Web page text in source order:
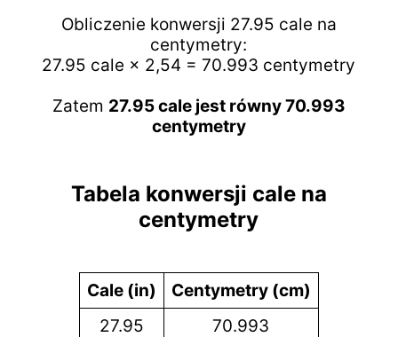
Obliczenie konwersji 27.95 cale na
centymetry:
27.95 cale × 2,54 = 70.993 centymetry
Zatem 27.95 cale jest równy 70.993
centymetry
Tabela konwersji cale na
centymetry
Cale (in)
Centymetry (cm)
27.95
70.993